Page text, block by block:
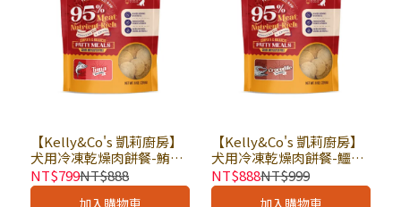
【Kelly&Co's 凱莉廚房】
犬用冷凍乾燥肉餅餐-鮪魚
8oz(226g) × 包｜狗乾糧
狗飼料 無穀低敏 無穀飼料
NT$799NT$888
加入購物車
【Kelly&Co's 凱莉廚房】
犬用冷凍乾燥肉餅餐-鱷魚
8oz(226g) × 包｜狗乾糧
狗飼料 無穀低敏 無穀飼料
NT$888NT$999
加入購物車